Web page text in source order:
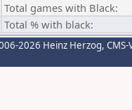
Total games with Black:
Total % with black:
2026 Heinz Herzog,